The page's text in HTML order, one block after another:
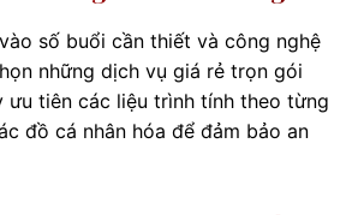
số buổi cần thiết và công nghệ
những dịch vụ giá rẻ trọn gói
ưu tiên các liệu trình tính theo từng
đồ cá nhân hóa để đảm bảo an